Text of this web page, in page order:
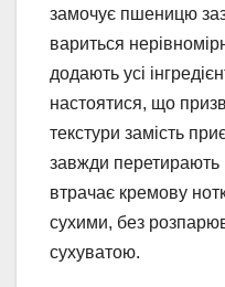
замочує пшеницю
вариться
додають усі
настоятися, що
текстури замість
завжди перетирають
втрачає кремову
сухими, без
сухуватою.